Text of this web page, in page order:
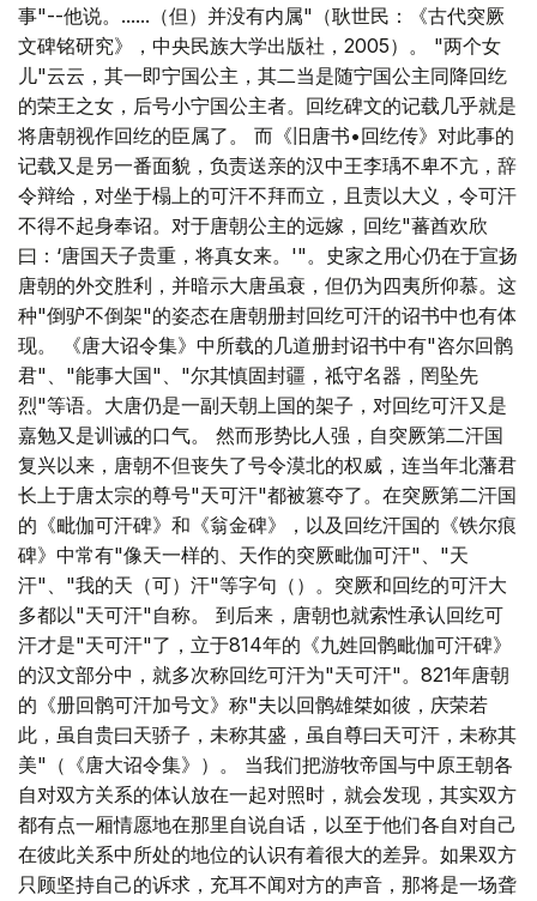
事"--他说。......（但）并没有内属"（耿世民：《古代突厥
文碑铭研究》，中央民族大学出版社，2005）。 "两个女
儿"云云，其一即宁国公主，其二当是随宁国公主同降回纥
的荣王之女，后号小宁国公主者。回纥碑文的记载几乎就是
将唐朝视作回纥的臣属了。 而《旧唐书•回纥传》对此事的
记载又是另一番面貌，负责送亲的汉中王李瑀不卑不亢，辞
令辩给，对坐于榻上的可汗不拜而立，且责以大义，令可汗
不得不起身奉诏。对于唐朝公主的远嫁，回纥"蕃酋欢欣
曰：‘唐国天子贵重，将真女来。'"。史家之用心仍在于宣扬
唐朝的外交胜利，并暗示大唐虽衰，但仍为四夷所仰慕。这
种"倒驴不倒架"的姿态在唐朝册封回纥可汗的诏书中也有体
现。 《唐大诏令集》中所载的几道册封诏书中有"咨尔回鹘
君"、"能事大国"、"尔其慎固封疆，祗守名器，罔坠先
烈"等语。大唐仍是一副天朝上国的架子，对回纥可汗又是
嘉勉又是训诫的口气。 然而形势比人强，自突厥第二汗国
复兴以来，唐朝不但丧失了号令漠北的权威，连当年北藩君
长上于唐太宗的尊号"天可汗"都被篡夺了。在突厥第二汗国
的《毗伽可汗碑》和《翁金碑》，以及回纥汗国的《铁尔痕
碑》中常有"像天一样的、天作的突厥毗伽可汗"、"天
汗"、"我的天（可）汗"等字句（）。突厥和回纥的可汗大
多都以"天可汗"自称。 到后来，唐朝也就索性承认回纥可
汗才是"天可汗"了，立于814年的《九姓回鹘毗伽可汗碑》
的汉文部分中，就多次称回纥可汗为"天可汗"。821年唐朝
的《册回鹘可汗加号文》称"夫以回鹘雄桀如彼，庆荣若
此，虽自贵曰天骄子，未称其盛，虽自尊曰天可汗，未称其
美"（《唐大诏令集》）。 当我们把游牧帝国与中原王朝各
自对双方关系的体认放在一起对照时，就会发现，其实双方
都有点一厢情愿地在那里自说自话，以至于他们各自对自己
在彼此关系中所处的地位的认识有着很大的差异。如果双方
只顾坚持自己的诉求，充耳不闻对方的声音，那将是一场聋